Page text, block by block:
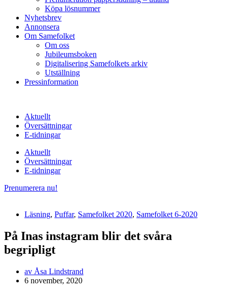
Köpa lösnummer
Nyhetsbrev
Annonsera
Om Samefolket
Om oss
Jubileumsboken
Digitalisering Samefolkets arkiv
Utställning
Pressinformation
Aktuellt
Översättningar
E-tidningar
Aktuellt
Översättningar
E-tidningar
Prenumerera nu!
Läsning, Puffar, Samefolket 2020, Samefolket 6-2020
På Inas instagram blir det svåra
begripligt
av Åsa Lindstrand
6 november, 2020